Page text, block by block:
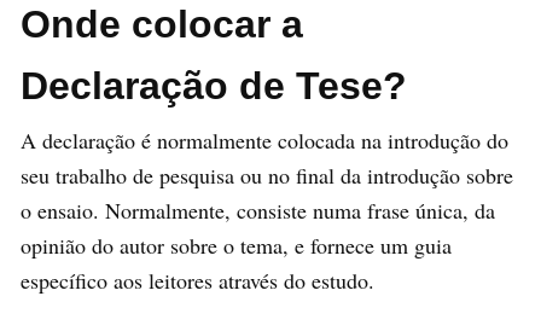
Onde colocar a
Declaração de Tese?
A declaração é normalmente colocada na introdução do
seu trabalho de pesquisa ou no final da introdução sobre
o ensaio. Normalmente, consiste numa frase única, da
opinião do autor sobre o tema, e fornece um guia
específico aos leitores através do estudo.